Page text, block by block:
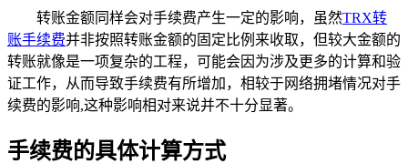
转账金额同样会对手续费产生一定的影响，虽然TRX转
账手续费并非按照转账金额的固定比例来收取，但较大金额的
转账就像是一项复杂的工程，可能会因为涉及更多的计算和验
证工作，从而导致手续费有所增加，相较于网络拥堵情况对手
续费的影响,这种影响相对来说并不十分显著。
手续费的具体计算方式